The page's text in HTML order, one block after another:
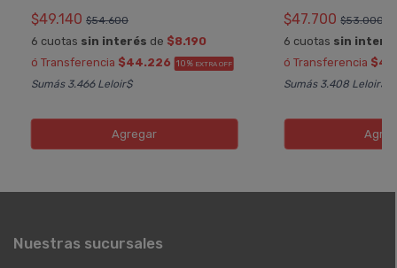
$49.140 $54.600
6 cuotas sin interés de $8.190
ó Transferencia $44.226 10% EXTRA OFF
Sumás 3.466 Leloir$
Agregar
$47.700 $53.000
6 cuotas sin
ó Transferencia
Sumás 3.408 Leloir$
Nuestras sucursales